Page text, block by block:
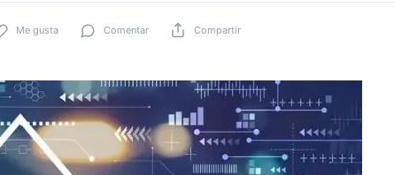
Me gusta Comentar Compartir